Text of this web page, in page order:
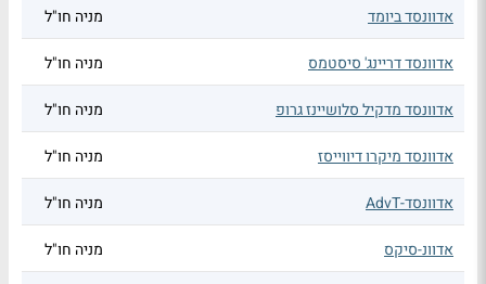
אדוונסד ביומד מניה חו"ל
אדוונסד דריינג' סיסטמס מניה חו"ל
אדוונסד מדקיל סלושיינז גרופ מניה חו"ל
אדוונסד מיקרו דיווייסז מניה חו"ל
אדוונסד-AdvT מניה חו"ל
אדוונ-סיקס מניה חו"ל